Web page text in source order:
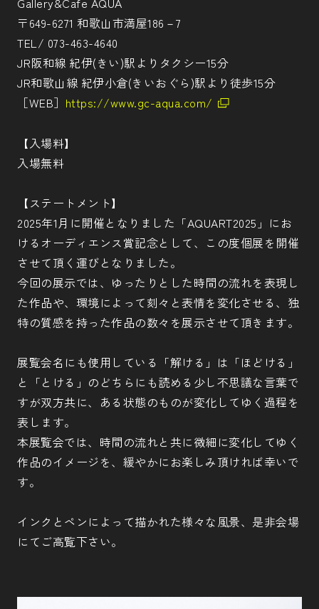
〒649-6271 和歌山市満屋186－7
TEL/ 073-463-4640
JR阪和線 紀伊(きい)駅よりタクシー15分
JR和歌山線 紀伊小倉(きいおぐら)駅より徒歩15分
［WEB］ https://www.gc-aqua.com/
【入場料】
入場無料
【ステートメント】
2025年1月に開催となりました「AQUART2025」にお
けるオーディエンス賞記念として、この度個展を開催
させて頂く運びとなりました。
今回の展示では、ゆったりとした時間の流れを表現し
た作品や、環境によって刻々と表情を変化させる、独
特の質感を持った作品の数々を展示させて頂きます。
展覧会名にも使用している「解ける」は「ほどける」
と「とける」のどちらにも読める少し不思議な言葉で
すが双方共に、ある状態のものが変化してゆく過程を
表します。
本展覧会では、時間の流れと共に微細に変化してゆく
作品のイメージを、緩やかにお楽しみ頂ければ幸いで
す。
インクとペンによって描かれた様々な風景、是非会場
にてご高覧下さい。